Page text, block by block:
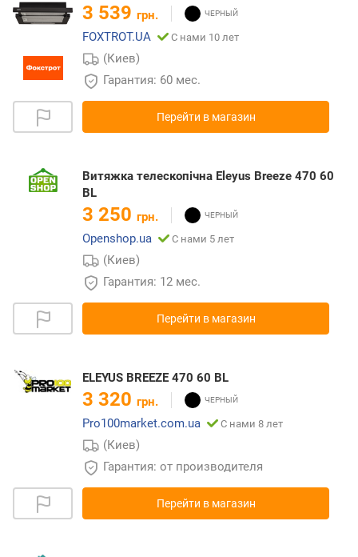
3 539 грн.
FOXTROT.UA
С нами 10 лет
(Киев)
Гарантия: 60 мес.
Перейти в магазин
Витяжка телескопічна Eleyus Breeze 470 60
BL
3 250 грн.
Openshop.ua
С нами 5 лет
(Киев)
Гарантия: 12 мес.
Перейти в магазин
ELEYUS BREEZE 470 60 BL
3 320 грн.
Pro100market.com.ua
С нами 8 лет
(Киев)
Гарантия: от производителя
Перейти в магазин